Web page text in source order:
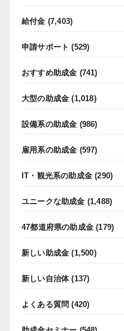
給付金 (7,403)
申請サポート (529)
おすすめ助成金 (741)
大型の助成金 (1,018)
設備系の助成金 (986)
雇用系の助成金 (597)
IT・観光系の助成金 (290)
ユニークな助成金 (1,488)
47都道府県の助成金 (179)
新しい助成金 (1,500)
新しい自治体(137)
よくある質問 (420)